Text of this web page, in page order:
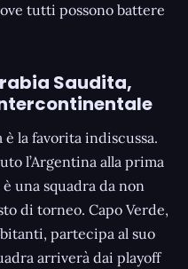
tutti possono battere
Saudita,
è la favorita indiscussa.
l’Argentina alla prima
una squadra da non
di torneo. Capo Verde,
partecipa al suo
arriverà dai playoff